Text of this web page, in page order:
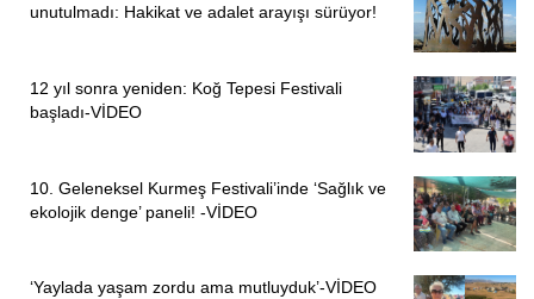
unutulmadı: Hakikat ve adalet arayışı sürüyor!
12 yıl sonra yeniden: Koğ Tepesi Festivali
başladı-VİDEO
10. Geleneksel Kurmeş Festivali’inde ‘Sağlık ve
ekolojik denge’ paneli! -VİDEO
‘Yaylada yaşam zordu ama mutluyduk’-VİDEO